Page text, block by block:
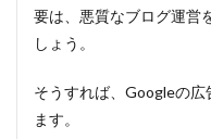
要は、悪質なブログ運営
しょう。
そうすれば、Googleの
ます。